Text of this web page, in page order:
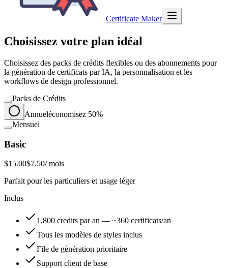
Certificate Maker
Choisissez votre plan idéal
Choisissez des packs de crédits flexibles ou des abonnements pour
la génération de certificats par IA, la personnalisation et les
workflows de design professionnel.
Packs de Crédits
Annueléconomisez 50%
Mensuel
Basic
$15.00$7.50/ mois
Parfait pour les particuliers et usage léger
Inclus
1,800 credits par an — ~360 certificats/an
Tous les modèles de styles inclus
File de génération prioritaire
Support client de base